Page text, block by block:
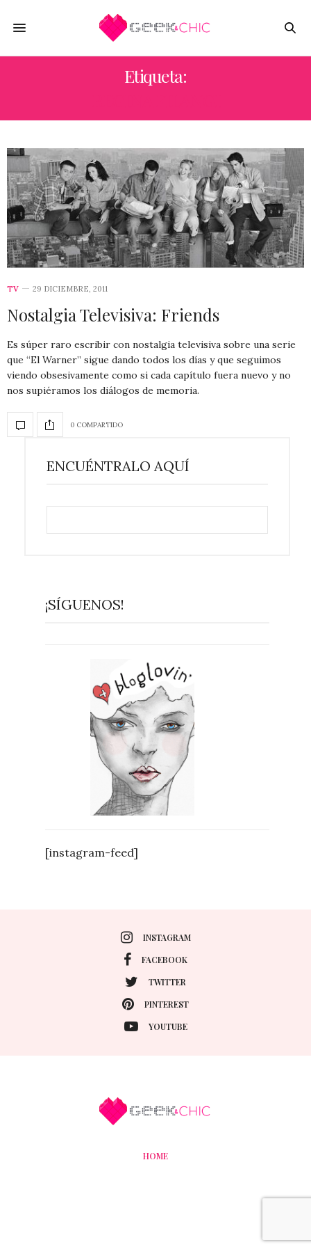
Etiqueta:
TV 29 DICIEMBRE, 2011
Nostalgia Televisiva: Friends
Es súper raro escribir con nostalgia televisiva sobre una serie
que “El Warner” sigue dando todos los días y que seguimos
viendo obsesivamente como si cada capítulo fuera nuevo y no
nos supiéramos los diálogos de memoria.
0 COMPARTIDO
ENCUÉNTRALO AQUÍ
¡SÍGUENOS!
[instagram-feed]
INSTAGRAM
FACEBOOK
TWITTER
PINTEREST
YOUTUBE
HOME